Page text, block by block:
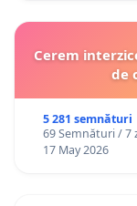
Cerem
de
5 281 semnături
69 Semnături / 7
17 May 2026